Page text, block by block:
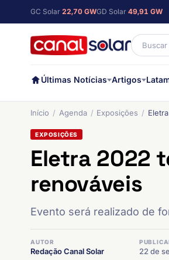
GC Solar 22,70 GWGD Solar 49,91 GW
Últimas Notícias Artigos
Início Agenda Exposições
EXPOSIÇÕES
Eletra 2022
renováveis
Evento será realizado de
AUTOR
Redação Canal Solar 22 de